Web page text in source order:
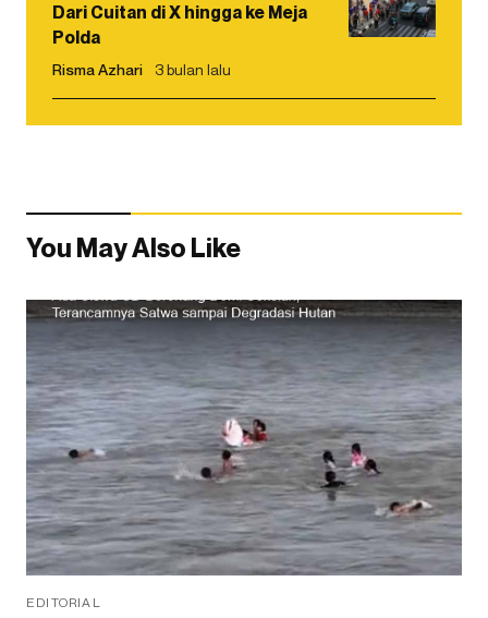
Dari Cuitan di X hingga ke Meja
Polda
Risma Azhari 3 bulan lalu
You May Also Like
EDITORIAL